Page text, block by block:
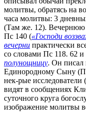
молитвы, обратясь на
часа молитвы: 3
(Там же. 12). Вечернюю
Пс 140 («Господи
вечерни практически
со словами Пс 118. 62
полунощницу. Он писал
Единородному Сыну
нек-рые
видят в сообщениях
суточного круга
изображение молитвы